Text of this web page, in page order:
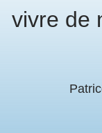
vivre de